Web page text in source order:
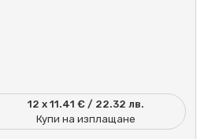
12 x 11.41 € / 22.32 лв.
Купи на изплащане